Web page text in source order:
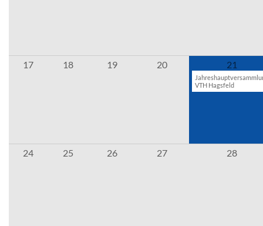
17 18 19 20 21
VTH Hagsfeld
24 25 26 27 28